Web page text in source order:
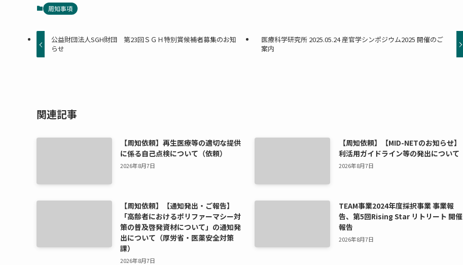
周知事項
公益財団法人SGH財団 第23回ＳＧＨ特別賞候補者募集のお知
らせ
医療科学研究所 2025.05.24 産官学シンポジウム2025 開催のご
案内
関連記事
【周知依頼】再生医療等の適切な提供
に係る自己点検について（依頼）
2026年8月7日
【周知依頼】【MID-NETのお知らせ】
利活用ガイドライン等の発出について
2026年8月7日
【周知依頼】【通知発出・ご報告】
「高齢者におけるポリファーマシー対
策の普及啓発資材について」の通知発
出について（厚労省・医薬安全対策
課）
2026年8月7日
TEAM事業2024年度採択事業 事業報
告、第5回Rising Star リトリート 開催
報告
2026年8月7日